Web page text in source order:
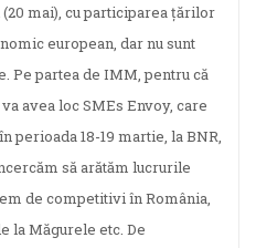
mai), cu participarea ţărilor
european, dar nu sunt
Pe partea de IMM, pentru că
avea loc SMEs Envoy, care
perioada 18-19 martie, la BNR,
să arătăm lucrurile
de competitivi în România,
la Măgurele etc. De